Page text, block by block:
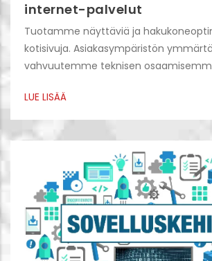
internet-palvelut
Tuotamme näyttäviä ja
kotisivuja. Asiakasympäristön
vahvuutemme teknisen
LUE LISÄÄ